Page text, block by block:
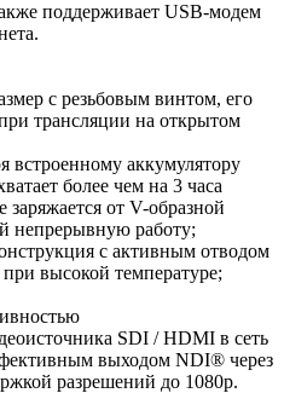
поддерживает USB-модем
с резьбовым винтом, его
трансляции на открытом
встроенному аккумулятору
более чем на 3 часа
от V-образной
непрерывную работу;
с активным отводом
высокой температуре;
SDI / HDMI в сеть
выходом NDI® через
разрешений до 1080p.